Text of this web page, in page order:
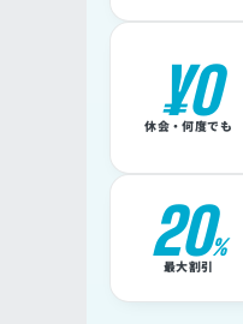
¥0
休会・何度でも
20%
最大割引